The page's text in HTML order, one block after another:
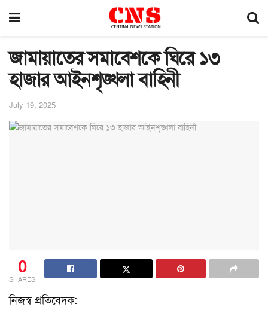
জামায়াতের সমাবেশকে ঘিরে ১৩
হাজার আইনশৃঙ্খলা বাহিনী
July 19, 2025
0
SHARES
নিজস্ব প্রতিবেদক: